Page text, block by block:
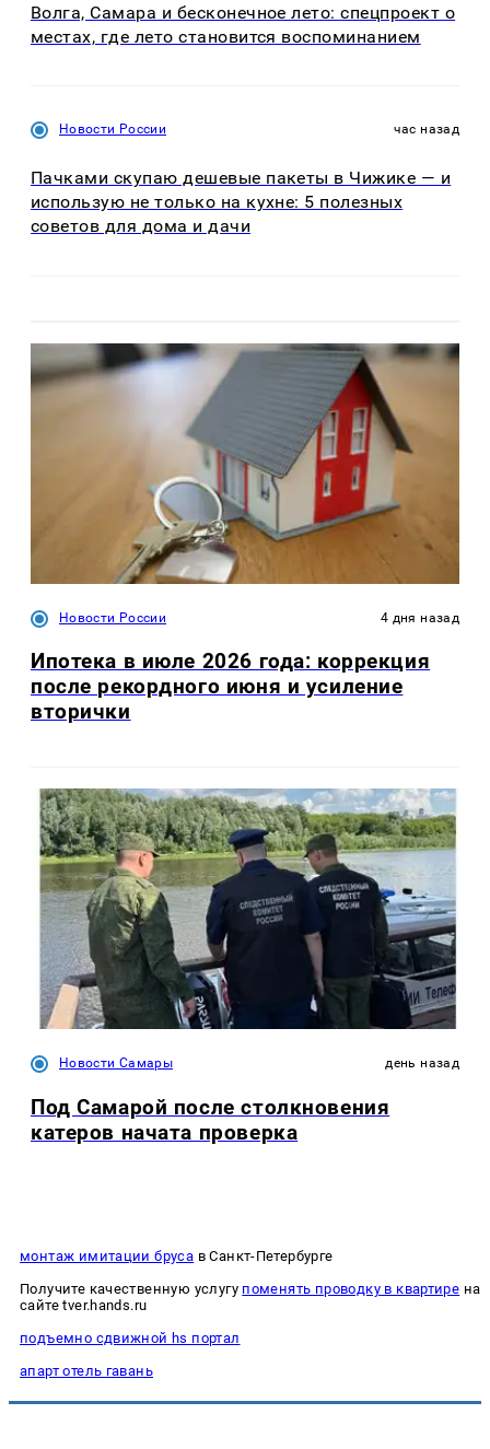
Волга, Самара и бесконечное лето: спецпроект о
местах, где лето становится воспоминанием
Новости России час назад
Пачками скупаю дешевые пакеты в Чижике — и
использую не только на кухне: 5 полезных
советов для дома и дачи
Новости России 4 дня назад
Ипотека в июле 2026 года: коррекция
после рекордного июня и усиление
вторички
Новости Самары день назад
Под Самарой после столкновения
катеров начата проверка
монтаж имитации бруса в Санкт-Петербурге
Получите качественную услугу поменять проводку в квартире на
сайте tver.hands.ru
подъемно сдвижной hs портал
апарт отель гавань